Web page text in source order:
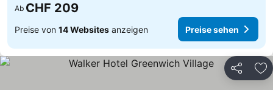
Ab CHF 209
Preise von 14 Websites anzeigen Preise sehen
Teilen